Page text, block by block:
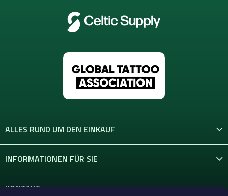
ALLES RUND UM DEN EINKAUF
INFORMATIONEN FÜR SIE
KONTAKT